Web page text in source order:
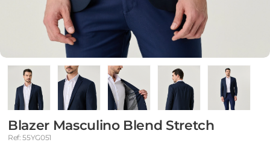
Blazer Masculino Blend Stretch
Ref: 55YG051